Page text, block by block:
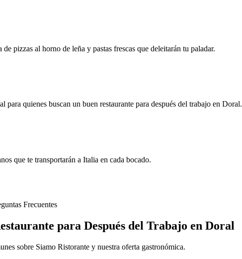
pizzas al horno de leña y pastas frescas que deleitarán tu paladar.
quienes buscan un buen restaurante para después del trabajo en Doral.
que te transportarán a Italia en cada bocado.
Frecuentes
para Después del Trabajo en Doral
sobre Siamo Ristorante y nuestra oferta gastronómica.